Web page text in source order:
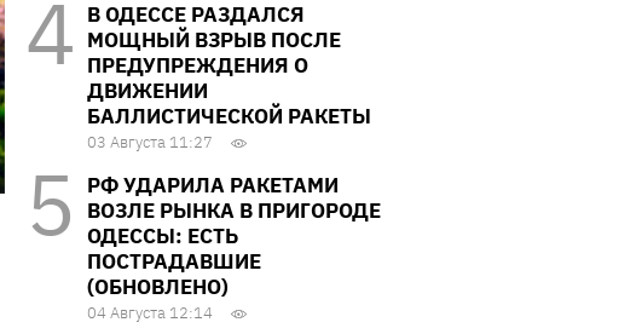
В ОДЕССЕ РАЗДАЛСЯ
МОЩНЫЙ ВЗРЫВ ПОСЛЕ
ПРЕДУПРЕЖДЕНИЯ О
ДВИЖЕНИИ
БАЛЛИСТИЧЕСКОЙ РАКЕТЫ
03 Августа 11:27
РФ УДАРИЛА РАКЕТАМИ
ВОЗЛЕ РЫНКА В ПРИГОРОДЕ
ОДЕССЫ: ЕСТЬ
ПОСТРАДАВШИЕ
(ОБНОВЛЕНО)
04 Августа 12:14